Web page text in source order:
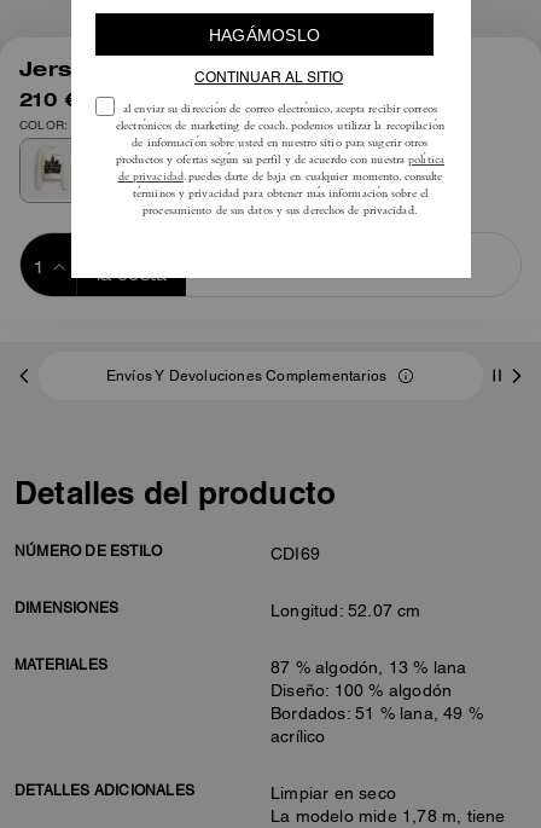
Jersey Postcard Cuello Redondo
210 € 350 €
COLOR: Crema multicolor
la cesta
Envíos Y Devoluciones Complementarios
Detalles del producto
NÚMERO DE ESTILO CDI69
DIMENSIONES Longitud: 52.07 cm
MATERIALES
87 % algodón, 13 % lana
Diseño: 100 % algodón
Bordados: 51 % lana, 49 %
acrílico
DETALLES ADICIONALES
Limpiar en seco
La modelo mide 1,78 m, tiene